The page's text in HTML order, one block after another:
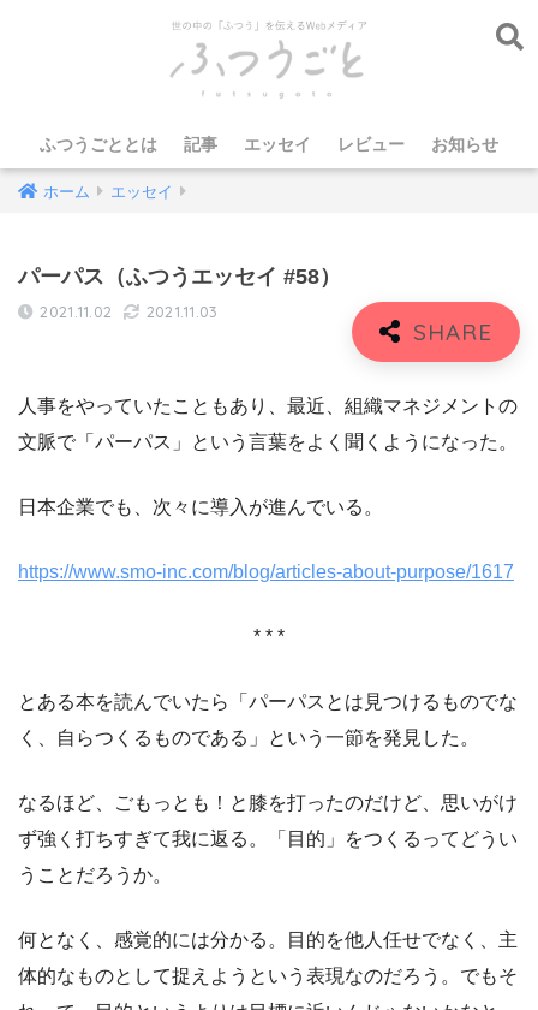
ふつうごととは 記事 エッセイ レビュー お知らせ
ホーム エッセイ
パーパス（ふつうエッセイ #58）
2021.11.02 2021.11.03
人事をやっていたこともあり、最近、組織マネジメントの
文脈で「パーパス」という言葉をよく聞くようになった。
日本企業でも、次々に導入が進んでいる。
https://www.smo-inc.com/blog/articles-about-purpose/1617
* * *
とある本を読んでいたら「パーパスとは見つけるものでな
く、自らつくるものである」という一節を発見した。
なるほど、ごもっとも！と膝を打ったのだけど、思いがけ
ず強く打ちすぎて我に返る。「目的」をつくるってどうい
うことだろうか。
何となく、感覚的には分かる。目的を他人任せでなく、主
体的なものとして捉えようという表現なのだろう。でもそ